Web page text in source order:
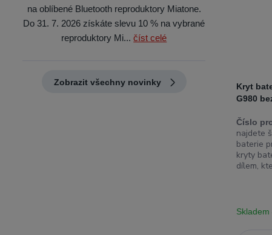
Kryt
G980
Číslo
najdete
baterie
kryty
dílem,
Skladem
na oblíbené Bluetooth reproduktory Miatone.
Do 31. 7. 2026 získáte slevu 10 % na vybrané
reproduktory Mi...číst celé
Zobrazit všechny novinky